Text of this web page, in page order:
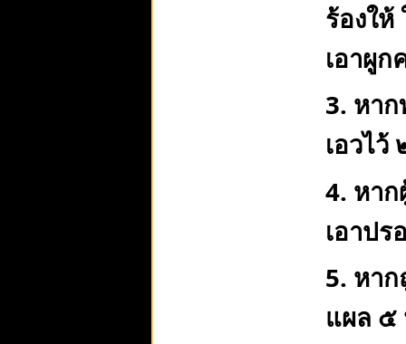
ร้องใ
เอาผูก
3. หาก
เอวไว้
4. หา
เอาป
5. หา
แผล ๕